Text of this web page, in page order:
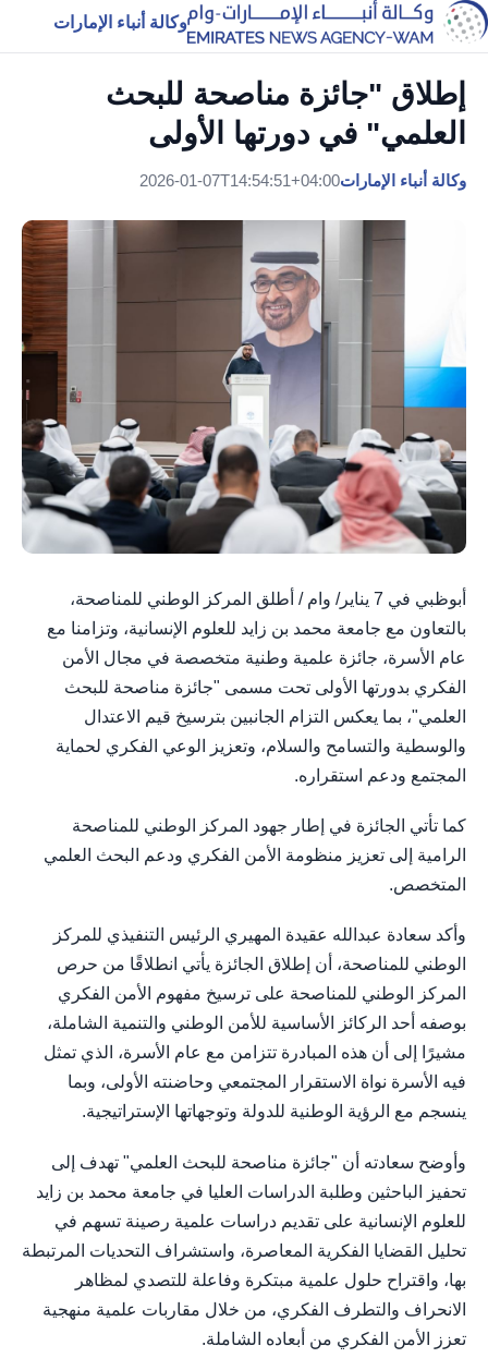
وكالة أنباء الإمارات
إطلاق "جائزة مناصحة للبحث
العلمي" في دورتها الأولى
وكالة أنباء الإمارات2026-01-07T14:54:51+04:00
أبوظبي في 7 يناير/ وام / أطلق المركز الوطني للمناصحة،
بالتعاون مع جامعة محمد بن زايد للعلوم الإنسانية، وتزامنا مع
عام الأسرة، جائزة علمية وطنية متخصصة في مجال الأمن
الفكري بدورتها الأولى تحت مسمى "جائزة مناصحة للبحث
العلمي"، بما يعكس التزام الجانبين بترسيخ قيم الاعتدال
والوسطية والتسامح والسلام، وتعزيز الوعي الفكري لحماية
المجتمع ودعم استقراره.
كما تأتي الجائزة في إطار جهود المركز الوطني للمناصحة
الرامية إلى تعزيز منظومة الأمن الفكري ودعم البحث العلمي
المتخصص.
وأكد سعادة عبدالله عقيدة المهيري الرئيس التنفيذي للمركز
الوطني للمناصحة، أن إطلاق الجائزة يأتي انطلاقًا من حرص
المركز الوطني للمناصحة على ترسيخ مفهوم الأمن الفكري
بوصفه أحد الركائز الأساسية للأمن الوطني والتنمية الشاملة،
مشيرًا إلى أن هذه المبادرة تتزامن مع عام الأسرة، الذي تمثل
فيه الأسرة نواة الاستقرار المجتمعي وحاضنته الأولى، وبما
ينسجم مع الرؤية الوطنية للدولة وتوجهاتها الإستراتيجية.
وأوضح سعادته أن "جائزة مناصحة للبحث العلمي" تهدف إلى
تحفيز الباحثين وطلبة الدراسات العليا في جامعة محمد بن زايد
للعلوم الإنسانية على تقديم دراسات علمية رصينة تسهم في
تحليل القضايا الفكرية المعاصرة، واستشراف التحديات المرتبطة
بها، واقتراح حلول علمية مبتكرة وفاعلة للتصدي لمظاهر
الانحراف والتطرف الفكري، من خلال مقاربات علمية منهجية
تعزز الأمن الفكري من أبعاده الشاملة.